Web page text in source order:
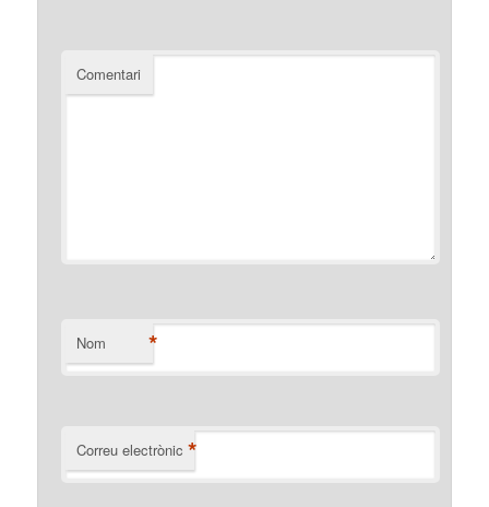
Comentari
Nom *
Correu electrònic *